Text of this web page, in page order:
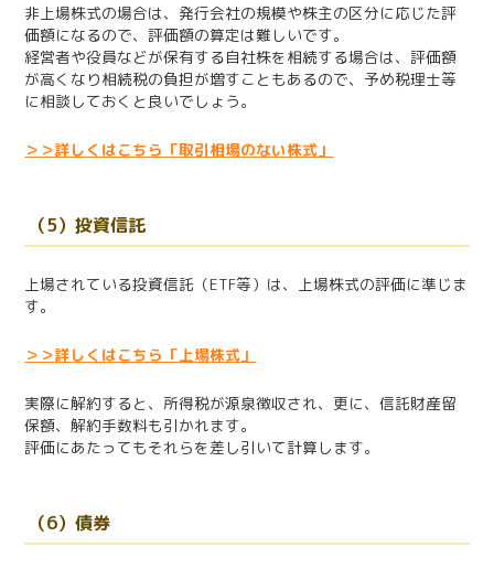
非上場株式の場合は、発行会社の規模や株主の区分に応じた評
価額になるので、評価額の算定は難しいです。
経営者や役員などが保有する自社株を相続する場合は、評価額
が高くなり相続税の負担が増すこともあるので、予め税理士等
に相談しておくと良いでしょう。
＞＞詳しくはこちら「取引相場のない株式」
（5）投資信託
上場されている投資信託（ETF等）は、上場株式の評価に準じま
す。
＞＞詳しくはこちら「上場株式」
実際に解約すると、所得税が源泉徴収され、更に、信託財産留
保額、解約手数料も引かれます。
評価にあたってもそれらを差し引いて計算します。
（6）債券